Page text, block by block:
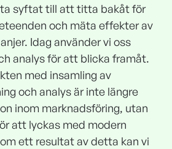
syftat till att titta bakåt för
och mäta effekter av
Idag använder vi oss
analys för att blicka framåt.
med insamling av
och analys är inte längre
inom marknadsföring, utan
att lyckas med modern
ett resultat av detta kan vi